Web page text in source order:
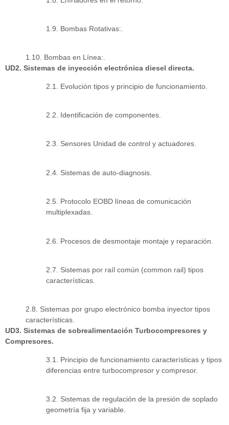
1.9. Bombas Rotativas:.
1.10. Bombas en Línea:.
UD2. Sistemas de inyección electrónica diesel directa.
2.1. Evolución tipos y principio de funcionamiento.
2.2. Identificación de componentes.
2.3. Sensores Unidad de control y actuadores.
2.4. Sistemas de auto-diagnosis.
2.5. Protocolo EOBD líneas de comunicación
multiplexadas.
2.6. Procesos de desmontaje montaje y reparación.
2.7. Sistemas por raíl común (common rail) tipos
características.
2.8. Sistemas por grupo electrónico bomba inyector tipos
características.
UD3. Sistemas de sobrealimentación Turbocompresores y
Compresores.
3.1. Principio de funcionamiento características y tipos
diferencias entre turbocompresor y compresor.
3.2. Sistemas de regulación de la presión de soplado
geometría fija y variable.